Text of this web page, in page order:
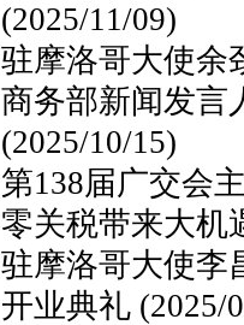
(2025/11/09)
驻摩洛哥大使余
商务部新闻发言
(2025/10/15)
第138届广交会
零关税带来大机
驻摩洛哥大使李
开业典礼 (2025/